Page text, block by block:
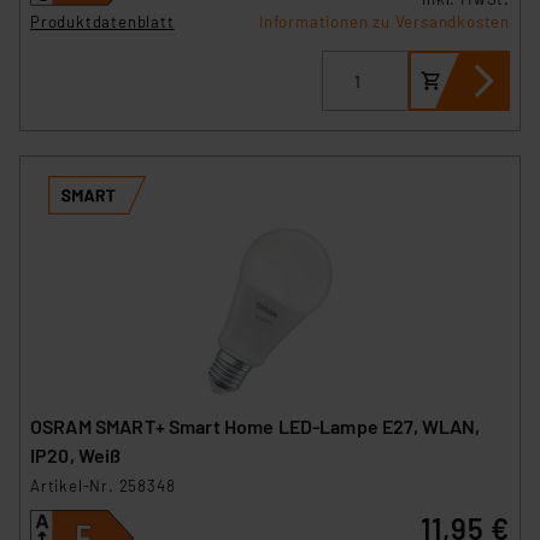
Daten in den USA. Ihre Einwilligung zur Einbindung von
Cookies dieser Drittanbieter umfasst daher ggf. auch
die Verarbeitung Ihrer Daten in den USA gemäß Art. 49
(1) lit. a DSGVO. Nähere Infos zu diesen Drittanbietern
Angemessenheitsbeschluss der EU. Dies bedeutet,
dass die USA als Land mit unzureichendem
hiergegen Klagemöglichkeiten für Europäer bestehen.
Unsere Kooperation mit diesen Dienstleistern stützt
Europäischen Kommission sowie einer eigenen
Beurteilung der mit der Datenübermittlung,
insbesondere der Art der übermittelten Daten,
verbundenen Risiken.“
Produktdatenblatt
Informationen zu Versandkosten
OSRAM SMART+ Smart Home LED-Lampe E27, WLAN,
IP20, Weiß
Artikel-Nr. 258348
11,95 €